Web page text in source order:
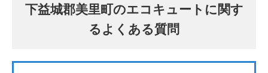
下益城郡美里町のエコキュートに関す
るよくある質問